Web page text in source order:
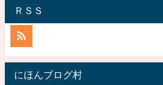
ＲＳＳ
にほんブログ村